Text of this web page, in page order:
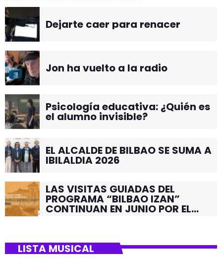
Dejarte caer para renacer
Jon ha vuelto a la radio
Psicología educativa: ¿Quién es
el alumno invisible?
EL ALCALDE DE BILBAO SE SUMA A
IBILALDIA 2026
LAS VISITAS GUIADAS DEL
PROGRAMA “BILBAO IZAN”
CONTINUAN EN JUNIO POR EL
LISTA MUSICAL